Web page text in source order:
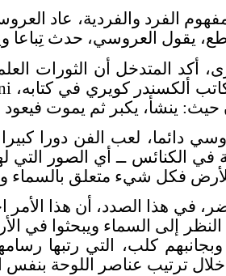
الفرد والفردية، عاد
يقول العروسي، حدث تِباعا
أكد المتدخل أن الثورات
ألكسندر كويري في كتابه،
حيث: ينشأ، يكبر ثم يموت
دائما، لعب الفن دورا
في الكنائس ــ أي الصور التي
للأرض فكل شيء متعلق بالسماء
في هذا الصدد، أن هذا
إلى السماء ويبحثوا في
وبجانبهم كلب، التي رتبها
خلال ترتيب عناصر اللوحة